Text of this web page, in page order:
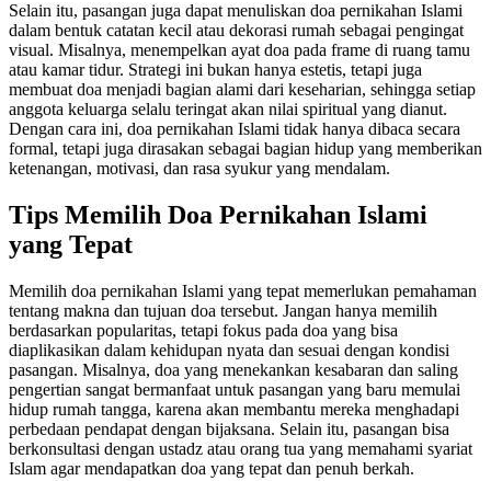
Selain itu, pasangan juga dapat menuliskan doa pernikahan Islami
dalam bentuk catatan kecil atau dekorasi rumah sebagai pengingat
visual. Misalnya, menempelkan ayat doa pada frame di ruang tamu
atau kamar tidur. Strategi ini bukan hanya estetis, tetapi juga
membuat doa menjadi bagian alami dari keseharian, sehingga setiap
anggota keluarga selalu teringat akan nilai spiritual yang dianut.
Dengan cara ini, doa pernikahan Islami tidak hanya dibaca secara
formal, tetapi juga dirasakan sebagai bagian hidup yang memberikan
ketenangan, motivasi, dan rasa syukur yang mendalam.
Tips Memilih Doa Pernikahan Islami
yang Tepat
Memilih doa pernikahan Islami yang tepat memerlukan pemahaman
tentang makna dan tujuan doa tersebut. Jangan hanya memilih
berdasarkan popularitas, tetapi fokus pada doa yang bisa
diaplikasikan dalam kehidupan nyata dan sesuai dengan kondisi
pasangan. Misalnya, doa yang menekankan kesabaran dan saling
pengertian sangat bermanfaat untuk pasangan yang baru memulai
hidup rumah tangga, karena akan membantu mereka menghadapi
perbedaan pendapat dengan bijaksana. Selain itu, pasangan bisa
berkonsultasi dengan ustadz atau orang tua yang memahami syariat
Islam agar mendapatkan doa yang tepat dan penuh berkah.